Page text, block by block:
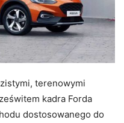
terenowymi
kadra Forda
dostosowanego do